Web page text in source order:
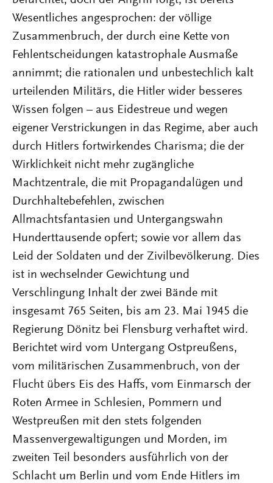
Wesentliches angesprochen: der völlige
Zusammenbruch, der durch eine Kette von
Fehlentscheidungen katastrophale Ausmaße
annimmt; die rationalen und unbestechlich kalt
urteilenden Militärs, die Hitler wider besseres
Wissen folgen – aus Eidestreue und wegen
eigener Verstrickungen in das Regime, aber auch
durch Hitlers fortwirkendes Charisma; die der
Wirklichkeit nicht mehr zugängliche
Machtzentrale, die mit Propagandalügen und
Durchhaltebefehlen, zwischen
Allmachtsfantasien und Untergangswahn
Hunderttausende opfert; sowie vor allem das
Leid der Soldaten und der Zivilbevölkerung. Dies
ist in wechselnder Gewichtung und
Verschlingung Inhalt der zwei Bände mit
insgesamt 765 Seiten, bis am 23. Mai 1945 die
Regierung Dönitz bei Flensburg verhaftet wird.
Berichtet wird vom Untergang Ostpreußens,
vom militärischen Zusammenbruch, von der
Flucht übers Eis des Haffs, vom Einmarsch der
Roten Armee in Schlesien, Pommern und
Westpreußen mit den stets folgenden
Massenvergewaltigungen und Morden, im
zweiten Teil besonders ausführlich von der
Schlacht um Berlin und vom Ende Hitlers im